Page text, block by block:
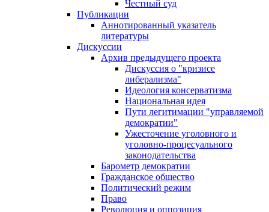
Честный суд
Публикации
Аннотированный указатель
литературы
Дискуссии
Архив предыдущего проекта
Дискуссия о "кризисе
либерализма"
Идеология консерватизма
Национальная идея
Пути легитимации "управляемой
демократии"
Ужесточение уголовного и
уголовно-процесуального
законодательства
Барометр демократии
Гражданское общество
Политический режим
Право
Революция и оппозиция